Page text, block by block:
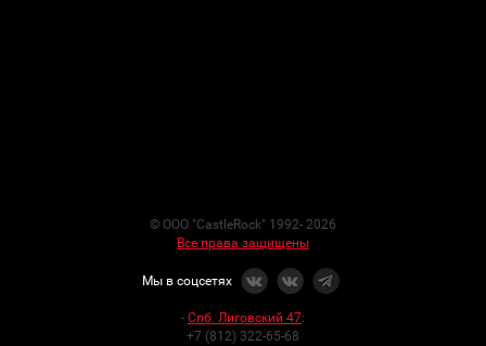
© ООО "CastleRock" 1992- 2026
Все права защищены
Мы в соцсетях
- Спб. Лиговский 47:
+7 (812) 322-65-68